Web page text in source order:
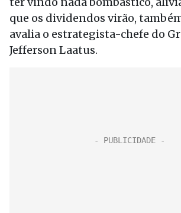
que os dividendos virão,
avalia o estrategista-chefe do
Jefferson Laatus.